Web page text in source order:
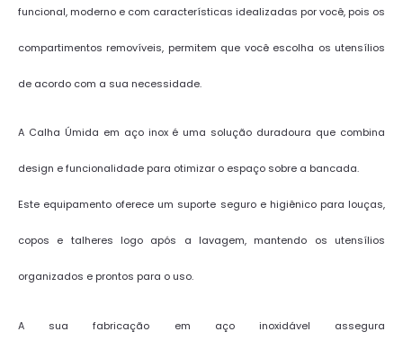
funcional, moderno e com características idealizadas por você, pois os
compartimentos removíveis, permitem que você escolha os utensílios
de acordo com a sua necessidade.
A Calha Úmida em aço inox é uma solução duradoura que combina
design e funcionalidade para otimizar o espaço sobre a bancada.
Este equipamento oferece um suporte seguro e higiênico para louças,
copos e talheres logo após a lavagem, mantendo os utensílios
organizados e prontos para o uso.
A sua fabricação em aço inoxidável assegura